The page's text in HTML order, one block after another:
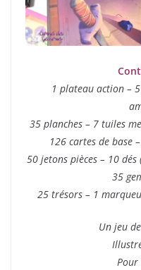
1 plateau action –
35 planches – 7 tuiles
126 cartes de base
50 jetons pièces – 10
35
25 trésors – 1
Un jeu
Pour